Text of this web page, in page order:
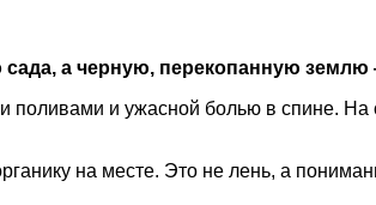
сада, а черную, перекопанную
и ужасной болью в спине. На
на месте. Это не лень, а